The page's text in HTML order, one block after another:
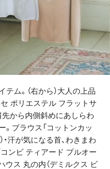
ム。（右から）大人の上品
ポリエステル フラットサ
先から内側斜めにあしらわ
ブラウス「コットンカッ
・汗が気になる首、わきまわ
ンビ ティアード プルオー
ウス 丸の内（デミルクス ビ